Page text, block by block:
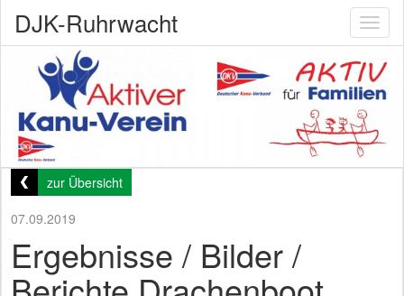
DJK-Ruhrwacht
zur Übersicht
07.09.2019
Ergebnisse / Bilder /